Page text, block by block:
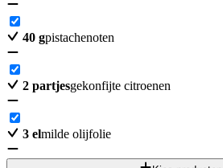
40 gpistachenoten
2 partjesgekonfijte citroenen
3 elmilde olijfolie